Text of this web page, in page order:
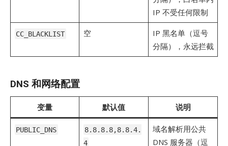
IP 不受任何限制
CC_BLACKLIST 空
IP 黑名单（逗号
分隔），永远拦截
DNS 和网络配置
变量 默认值 说明
PUBLIC_DNS
8.8.8.8,8.8.4.
4
域名解析用公共
DNS 服务器（逗